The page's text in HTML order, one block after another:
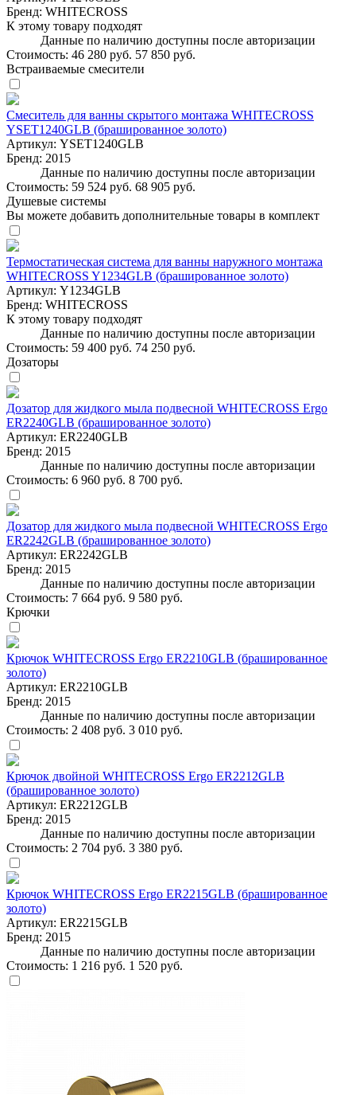
Бренд: WHITECROSS
К этому товару подходят
Данные по наличию доступны после авторизации
Стоимость: 46 280 руб. 57 850 руб.
Встраиваемые смесители
Смеситель для ванны скрытого монтажа WHITECROSS
YSET1240GLB (брашированное золото)
Артикул: YSET1240GLB
Бренд: 2015
Данные по наличию доступны после авторизации
Стоимость: 59 524 руб. 68 905 руб.
Душевые системы
Вы можете добавить дополнительные товары в комплект
Термостатическая система для ванны наружного монтажа
WHITECROSS Y1234GLB (брашированное золото)
Артикул: Y1234GLB
Бренд: WHITECROSS
К этому товару подходят
Данные по наличию доступны после авторизации
Стоимость: 59 400 руб. 74 250 руб.
Дозаторы
Дозатор для жидкого мыла подвесной WHITECROSS Ergo
ER2240GLB (брашированное золото)
Артикул: ER2240GLB
Бренд: 2015
Данные по наличию доступны после авторизации
Стоимость: 6 960 руб. 8 700 руб.
Дозатор для жидкого мыла подвесной WHITECROSS Ergo
ER2242GLB (брашированное золото)
Артикул: ER2242GLB
Бренд: 2015
Данные по наличию доступны после авторизации
Стоимость: 7 664 руб. 9 580 руб.
Крючки
Крючок WHITECROSS Ergo ER2210GLB (брашированное
золото)
Артикул: ER2210GLB
Бренд: 2015
Данные по наличию доступны после авторизации
Стоимость: 2 408 руб. 3 010 руб.
Крючок двойной WHITECROSS Ergo ER2212GLB
(брашированное золото)
Артикул: ER2212GLB
Бренд: 2015
Данные по наличию доступны после авторизации
Стоимость: 2 704 руб. 3 380 руб.
Крючок WHITECROSS Ergo ER2215GLB (брашированное
золото)
Артикул: ER2215GLB
Бренд: 2015
Данные по наличию доступны после авторизации
Стоимость: 1 216 руб. 1 520 руб.